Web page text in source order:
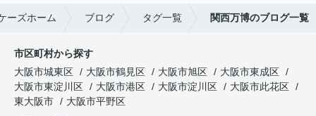
ーズホーム ブログ タグ一覧 関西万博のブログ一覧
市区町村から探す
大阪市城東区
大阪市鶴見区 大阪市旭区
大阪市東成区
大阪市東淀川区
大阪市港区 大阪市淀川区
大阪市此花区
東大阪市
大阪市平野区